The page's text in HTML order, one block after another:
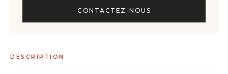
CONTACTEZ-NOUS
DESCRIPTION